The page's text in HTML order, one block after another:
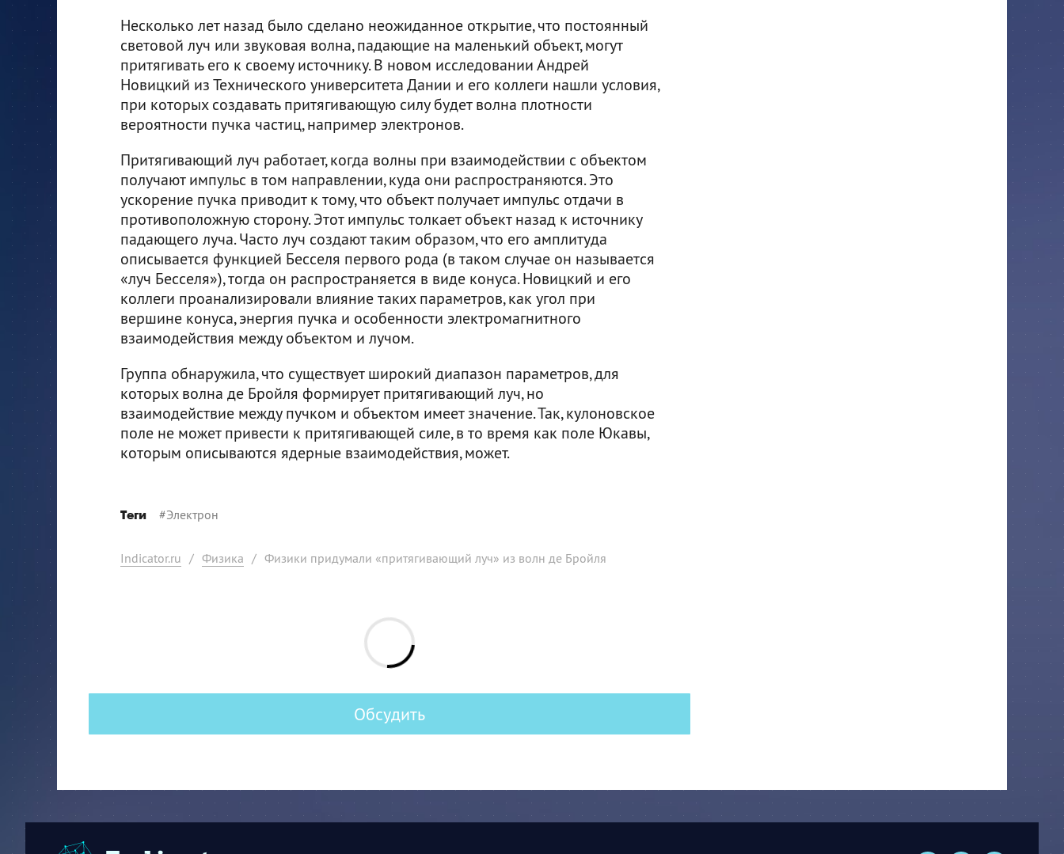
Несколько лет назад было сделано неожиданное открытие, что постоянный
световой луч или звуковая волна, падающие на маленький объект, могут
притягивать его к своему источнику. В новом исследовании Андрей
Новицкий из Технического университета Дании и его коллеги нашли условия,
при которых создавать притягивающую силу будет волна плотности
вероятности пучка частиц, например электронов.
Притягивающий луч работает, когда волны при взаимодействии с объектом
получают импульс в том направлении, куда они распространяются. Это
ускорение пучка приводит к тому, что объект получает импульс отдачи в
противоположную сторону. Этот импульс толкает объект назад к источнику
падающего луча. Часто луч создают таким образом, что его амплитуда
описывается функцией Бесселя первого рода (в таком случае он называется
«луч Бесселя»), тогда он распространяется в виде конуса. Новицкий и его
коллеги проанализировали влияние таких параметров, как угол при
вершине конуса, энергия пучка и особенности электромагнитного
взаимодействия между объектом и лучом.
Группа обнаружила, что существует широкий диапазон параметров, для
которых волна де Бройля формирует притягивающий луч, но
взаимодействие между пучком и объектом имеет значение. Так, кулоновское
поле не может привести к притягивающей силе, в то время как поле Юкавы,
которым описываются ядерные взаимодействия, может.
Теги #Электрон
Indicator.ru / Физика / Физики придумали «притягивающий луч» из волн де Бройля
Обсудить